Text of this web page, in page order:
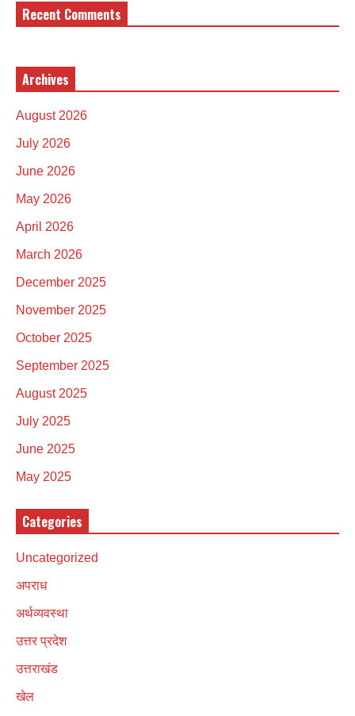
Recent Comments
Archives
August 2026
July 2026
June 2026
May 2026
April 2026
March 2026
December 2025
November 2025
October 2025
September 2025
August 2025
July 2025
June 2025
May 2025
Categories
Uncategorized
अपराध
अर्थव्यवस्था
उत्तर प्रदेश
उत्तराखंड
खेल